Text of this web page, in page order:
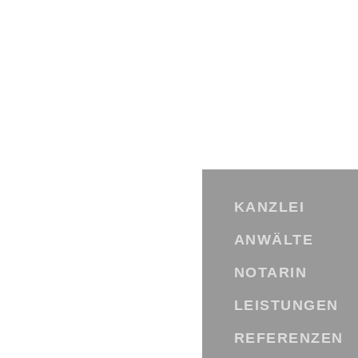
KANZLEI
ANWÄLTE
NOTARIN
LEISTUNGEN
REFERENZEN